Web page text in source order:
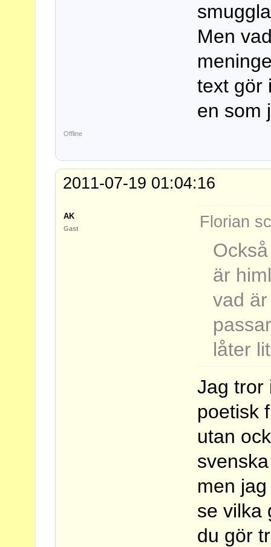
Men
text gör
en som
Offline
2011-07-19 01:04:16
AK
Gast Florian
är
vad
låter
Jag tror
poetisk
utan
men
se vilka
du gör